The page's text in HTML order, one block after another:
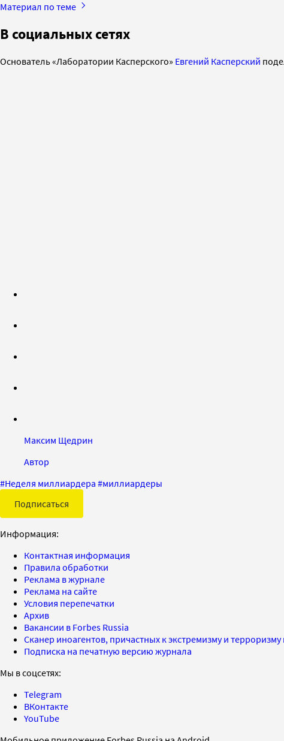
Материал по теме
В социальных сетях
Основатель «Лаборатории Касперского» Евгений Касперский
Максим Щедрин
Автор
#Неделя миллиардера #миллиардеры
Подписаться
Информация:
Контактная информация
Правила обработки
Реклама в журнале
Реклама на сайте
Условия перепечатки
Архив
Вакансии в Forbes Russia
Сканер иноагентов, причастных к экстремизму и
Подписка на печатную версию журнала
Мы в соцсетях:
Telegram
ВКонтакте
YouTube